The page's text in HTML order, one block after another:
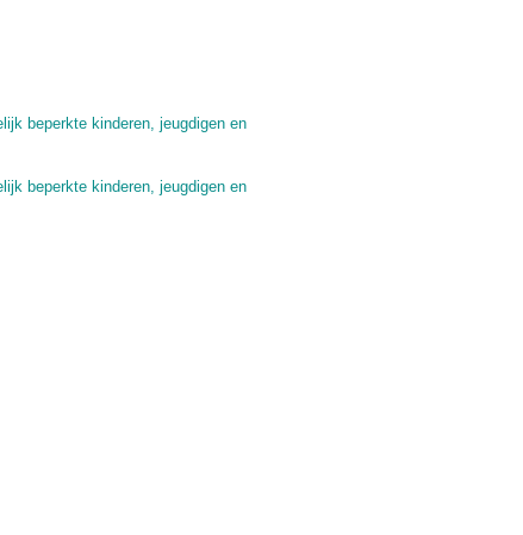
beperkte kinderen, jeugdigen en
beperkte kinderen, jeugdigen en